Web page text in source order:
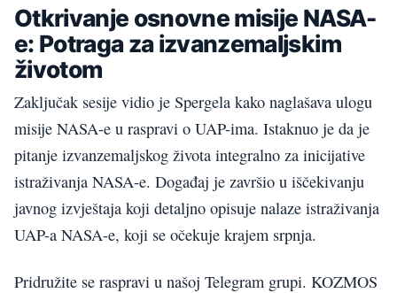
Otkrivanje osnovne misije NASA-
e: Potraga za izvanzemaljskim
životom
Zaključak sesije vidio je Spergela kako naglašava ulogu
misije NASA-e u raspravi o UAP-ima. Istaknuo je da je
pitanje izvanzemaljskog života integralno za inicijative
istraživanja NASA-e. Događaj je završio u iščekivanju
javnog izvještaja koji detaljno opisuje nalaze istraživanja
UAP-a NASA-e, koji se očekuje krajem srpnja.
Pridružite se raspravi u našoj Telegram grupi. KOZMOS